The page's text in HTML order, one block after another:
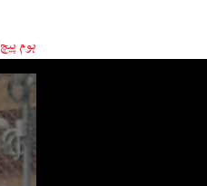
ہوم پیچ